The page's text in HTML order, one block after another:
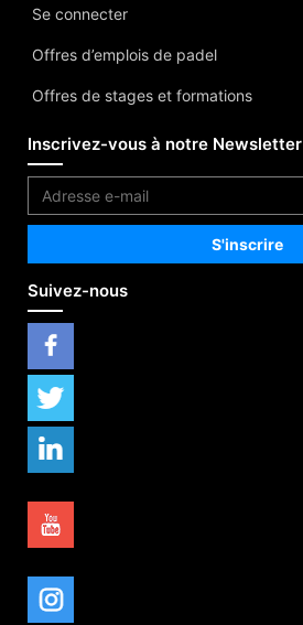
Se connecter
Offres d’emplois de padel
Offres de stages et formations
Inscrivez-vous à notre Newsletter
Suivez-nous